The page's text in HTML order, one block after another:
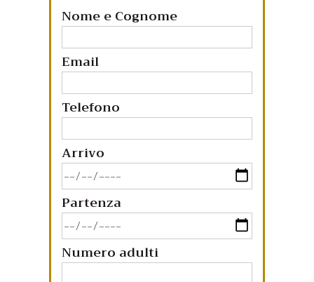
Nome e Cognome
Email
Telefono
Arrivo
Partenza
Numero adulti